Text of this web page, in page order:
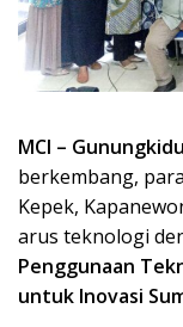
MCI –
berkembang,
Kepek,
arus teknologi
Penggunaan
untuk Inovasi